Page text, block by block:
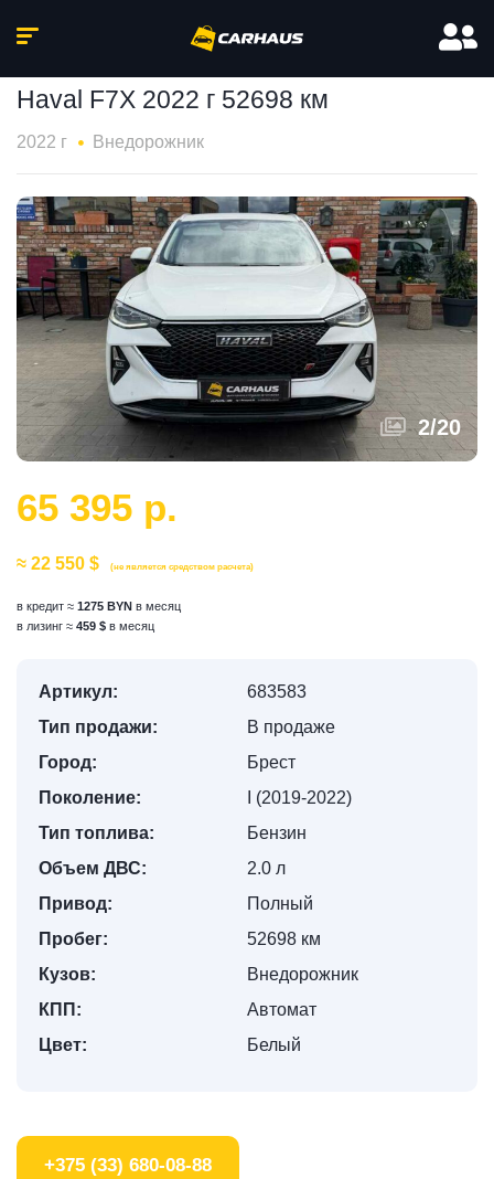
Haval F7X 2022 г 52698 км
2022 г Внедорожник
2/20
65 395 р.
≈ 22 550 $ (не является средством расчета)
в кредит ≈ 1275 BYN в месяц
в лизинг ≈ 459 $ в месяц
Артикул:
683583
Тип продажи:
В продаже
Город:
Брест
Поколение:
I (2019-2022)
Тип топлива:
Бензин
Объем ДВС:
2.0 л
Привод:
Полный
Пробег:
52698 км
Кузов:
Внедорожник
КПП:
Автомат
Цвет:
Белый
+375 (33) 680-08-88